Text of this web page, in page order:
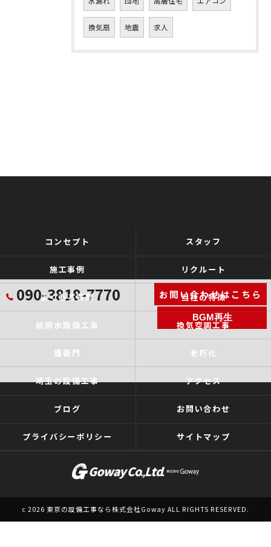
換気扇 地震 求人
090-3818-7770 お問い合わせはこちら
BGM再生
コンセプト スタッフ
施工事例 リクルート
よくある質問 当社の特徴
給排水設備工事 換気空調工事
護衛門 老朽化
埼玉の設備工事 アクセス
ブログ お問い合わせ
プライバシーポリシー サイトマップ
c 2026 東京の設備工事なら株式会社Goway ALL RIGHTS RESERVED.